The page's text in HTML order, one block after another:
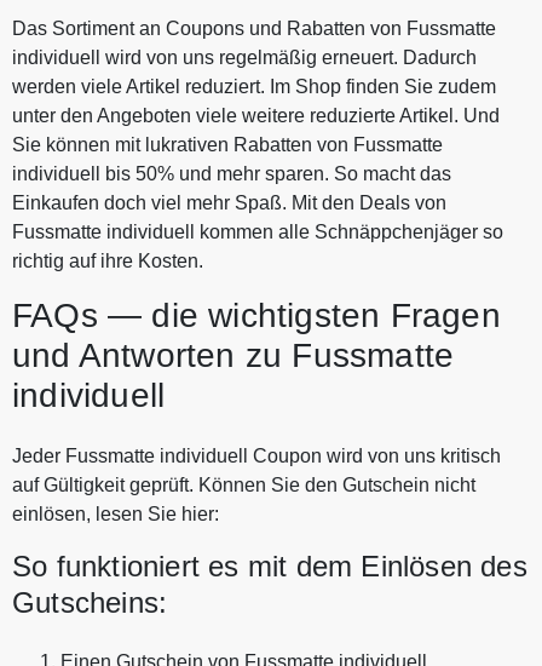
Das Sortiment an Coupons und Rabatten von Fussmatte
individuell wird von uns regelmäßig erneuert. Dadurch
werden viele Artikel reduziert. Im Shop finden Sie zudem
unter den Angeboten viele weitere reduzierte Artikel. Und
Sie können mit lukrativen Rabatten von Fussmatte
individuell bis 50% und mehr sparen. So macht das
Einkaufen doch viel mehr Spaß. Mit den Deals von
Fussmatte individuell kommen alle Schnäppchenjäger so
richtig auf ihre Kosten.
FAQs — die wichtigsten Fragen
und Antworten zu Fussmatte
individuell
Jeder Fussmatte individuell Coupon wird von uns kritisch
auf Gültigkeit geprüft. Können Sie den Gutschein nicht
einlösen, lesen Sie hier:
So funktioniert es mit dem Einlösen des
Gutscheins:
Einen Gutschein von Fussmatte individuell